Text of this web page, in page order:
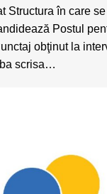
Structura în care se
Postul
obţinut la
scrisa…